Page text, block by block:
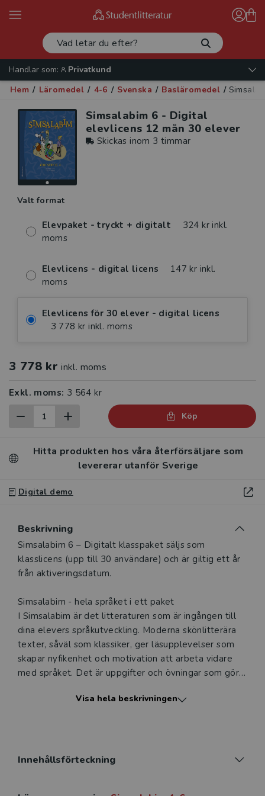
Handlar som:
Privatkund
Hem / Läromedel / 4-6 / Svenska / Basläromedel /
Simsalabim 6 - Digital
elevlicens 12 mån 30 elever
Skickas inom 3 timmar
Valt format
Elevpaket - tryckt + digitalt
324 kr inkl.
moms
Elevlicens - digital licens
147 kr inkl.
moms
Elevlicens för 30 elever - digital licens
3 778 kr inkl. moms
3 778 kr inkl. moms
Exkl. moms: 3 564 kr
Köp
Hitta produkten hos våra återförsäljare som
levererar utanför Sverige
Digital demo
Beskrivning
Beskrivning
Simsal​abim 6 – Digitalt klasspaket säljs som
klasslicens (upp till 30 användare) och är giltig ett år
från aktiveringsdatum.
Simsalabim - hela språket i ett paket
I Simsalabim är det litteraturen som är ingången till
dina elevers språkutveckling. Moderna skönlitterära
texter, såväl som klassiker, ger läsupplevelser som
skapar nyfikenhet och motivation att arbeta vidare
med språket. Det är uppgifter och övningar som gör
förpackat i ett digitalt elevpaket – digital grundbok,
Ett digitalt elevpaket
Visa hela beskrivningen
Innehållsförteckning